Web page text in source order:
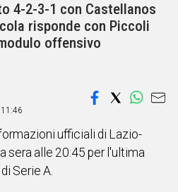
4-2-3-1 con Castellanos
risponde con Piccoli
offensivo
ufficiali di Lazio-
sera alle 20:45 per l'ultima
Serie A.